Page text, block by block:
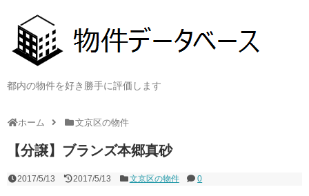
都内の物件を好き勝手に評価します
ホーム 文京区の物件
【分譲】ブランズ本郷真砂
2017/5/13 2017/5/13 文京区の物件 0